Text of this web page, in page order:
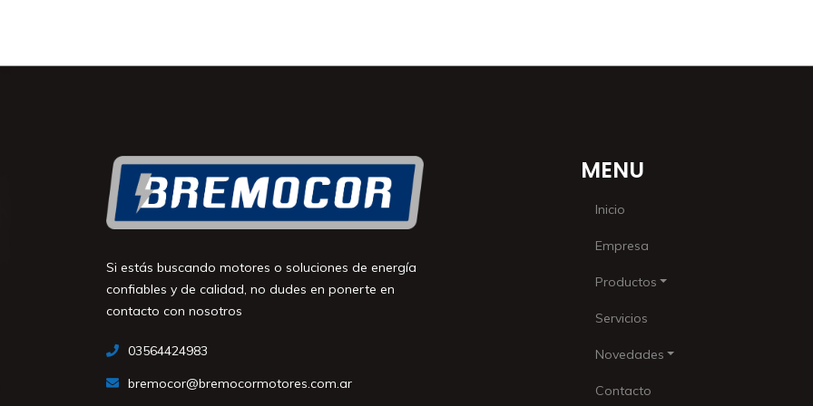
Si estás buscando motores o soluciones de energía
confiables y de calidad, no dudes en ponerte en
contacto con nosotros
03564424983
bremocor@bremocormotores.com.ar
MENU
Inicio
Empresa
Productos
Servicios
Novedades
Contacto